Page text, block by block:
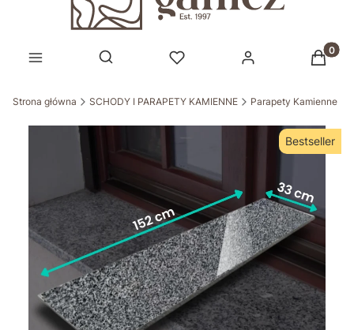
Otwórz wyszukiwarkę
Strona główna SCHODY I PARAPETY KAMIENNE Parapety Kamienne
Bestseller